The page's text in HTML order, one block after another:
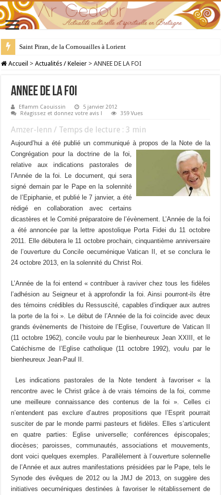
Saint Piran, de la Cornouailles à Lorient
28 juillet : Saint Samson de Dol, père de la Bretagne chrétienne
Accueil > Actualités / Keleier > ANNEE DE LA FOI
ANNEE DE LA FOI
Eflamm Caouissin
5 janvier 2012
Réagissez et donnez votre avis !
359 Vues
Amzer-lenn / Temps de lecture :3 min
Aujourd’hui a été publié un communiqué à propos de la Note de la
Congrégation pour la doctrine de la foi,
relative aux indications pastorales de
l’Année de la foi. Le document, qui sera
signé demain par le Pape en la solennité
de l’Epiphanie, et publié le 7 janvier, a été
rédigé en collaboration avec certains
dicastères et le Comité préparatoire de l’évènement. L’Année de la foi
a été annoncée par la lettre apostolique Porta Fidei du 11 octobre
2011. Elle débutera le 11 octobre prochain, cinquantième anniversaire
de l’ouverture du Concile oecuménique Vatican II, et se conclura le
24 octobre 2013, en la solennité du Christ Roi.
L’Année de la foi entend « contribuer à raviver chez tous les fidèles
l’adhésion au Seigneur et à approfondir la foi. Ainsi pourront-ils être
des témoins crédibles du Ressuscité, capables d’indiquer aux autres
la porte de la foi ». Le début de l’Année de la foi coïncide avec deux
grands évènements de l’histoire de l’Eglise, l’ouverture de Vatican II
(11 octobre 1962), concile voulu par le bienheureux Jean XXIII, et le
Catéchisme de l’Eglise catholique (11 octobre 1992), voulu par le
bienheureux Jean-Paul II.
Les indications pastorales de la Note tendent à favoriser « la
rencontre avec le Christ grâce à de vrais témoins de la foi, comme
une meilleure connaissance des contenus de la foi ». Celles ci
n’entendent pas exclure d’autres propositions que l’Esprit pourrait
susciter de par le monde parmi pasteurs et fidèles. Elles s’articulent
en quatre parties: Eglise universelle; conférences épiscopales;
diocèses; paroisses, communautés, associations et mouvements,
dont voici quelques exemples. Parallèlement à l’ouverture solennelle
de l’Année et aux autres manifestations présidées par le Pape, tels le
Synode des évêques de 2012 ou la JMJ de 2013, on suggère des
initiatives oecuméniques destinées à favoriser le rétablissement de